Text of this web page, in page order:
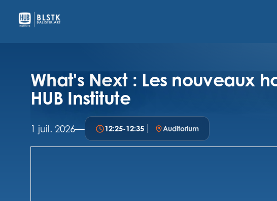
What's Next : Les nouveaux
HUB Institute
1 juil. 2026— 12:25-12:35 Auditorium